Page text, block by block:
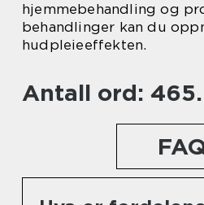
hjemmebehandling og
behandlinger kan du
hudpleieeffekten.
Antall ord: 465.